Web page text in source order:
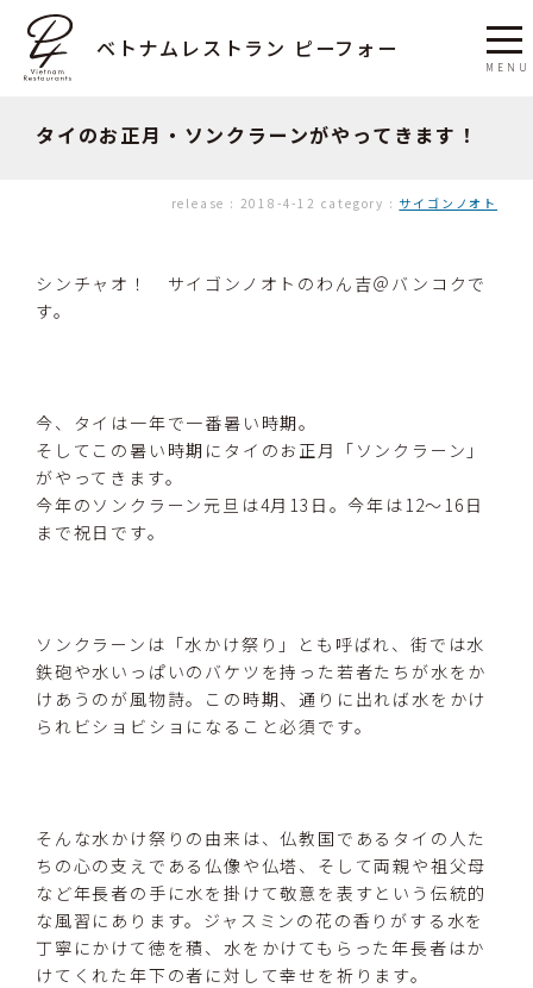
ベトナムレストラン ピーフォー
タイのお正月・ソンクラーンがやってきます！
release : 2018-4-12 category : サイゴンノオト
シンチャオ！ サイゴンノオトのわん吉＠バンコクで
す。
今、タイは一年で一番暑い時期。
そしてこの暑い時期にタイのお正月「ソンクラーン」
がやってきます。
今年のソンクラーン元旦は4月13日。今年は12〜16日
まで祝日です。
ソンクラーンは「水かけ祭り」とも呼ばれ、街では水
鉄砲や水いっぱいのバケツを持った若者たちが水をか
けあうのが風物詩。この時期、通りに出れば水をかけ
られビショビショになること必須です。
そんな水かけ祭りの由来は、仏教国であるタイの人た
ちの心の支えである仏像や仏塔、そして両親や祖父母
など年長者の手に水を掛けて敬意を表すという伝統的
な風習にあります。ジャスミンの花の香りがする水を
丁寧にかけて徳を積、水をかけてもらった年長者はか
けてくれた年下の者に対して幸せを祈ります。